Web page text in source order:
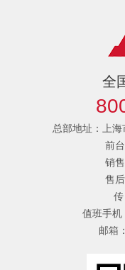
全
总部地址：上海
前
销
售
传
值班手机
邮箱